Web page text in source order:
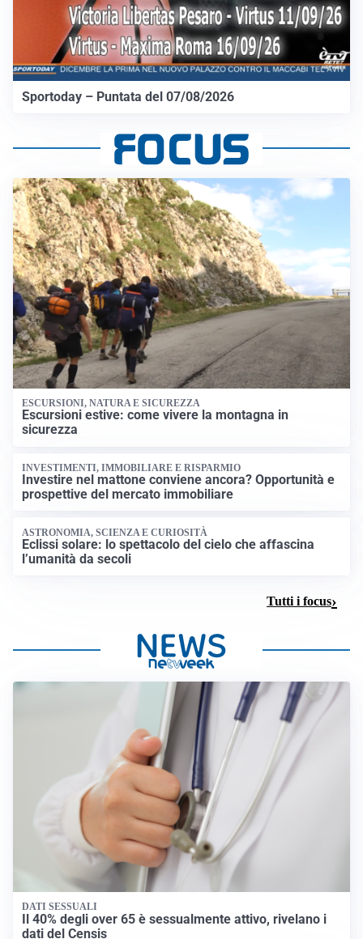
Sportoday – Puntata del 07/08/2026
ESCURSIONI, NATURA E SICUREZZA
Escursioni estive: come vivere la montagna in
sicurezza
INVESTIMENTI, IMMOBILIARE E RISPARMIO
Investire nel mattone conviene ancora? Opportunità e
prospettive del mercato immobiliare
ASTRONOMIA, SCIENZA E CURIOSITÀ
Eclissi solare: lo spettacolo del cielo che affascina
l’umanità da secoli
Tutti i focus
DATI SESSUALI
Il 40% degli over 65 è sessualmente attivo, rivelano i
dati del Censis